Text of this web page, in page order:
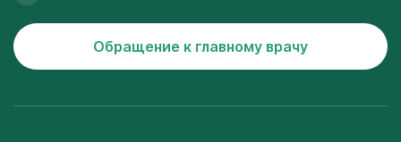
Обращение к главному врачу